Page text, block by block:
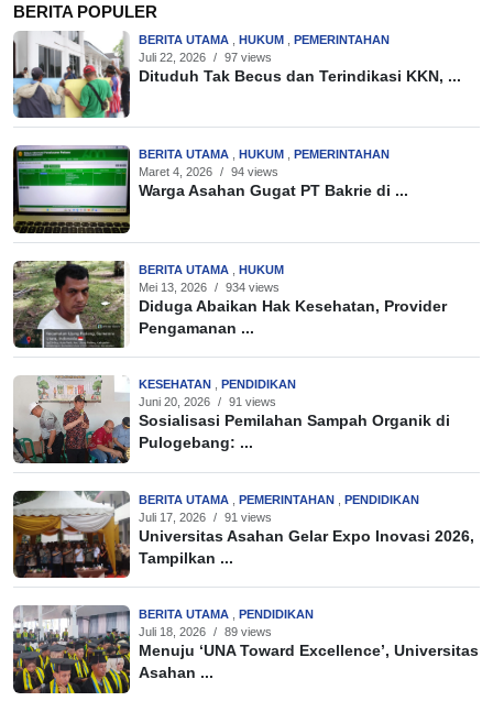
BERITA POPULER
BERITA UTAMA HUKUM
PEMERINTAHAN
Juli 22, 2026 / 97 views
Dituduh Tak Becus dan Terindikasi KKN, ...
BERITA UTAMA HUKUM
PEMERINTAHAN
Maret 4, 2026 / 94 views
Warga Asahan Gugat PT Bakrie di ...
BERITA UTAMA
HUKUM
Mei 13, 2026 / 934 views
Diduga Abaikan Hak Kesehatan, Provider
Pengamanan ...
KESEHATAN
PENDIDIKAN
Juni 20, 2026 / 91 views
Sosialisasi Pemilahan Sampah Organik di
Pulogebang: ...
BERITA UTAMA PEMERINTAHAN
PENDIDIKAN
Juli 17, 2026 / 91 views
Universitas Asahan Gelar Expo Inovasi 2026,
Tampilkan ...
BERITA UTAMA
PENDIDIKAN
Juli 18, 2026 / 89 views
Menuju ‘UNA Toward Excellence’, Universitas
Asahan ...